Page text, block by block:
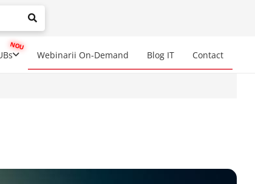
results are available use up and down arrows to
Webinarii On-Demand Blog IT Contact